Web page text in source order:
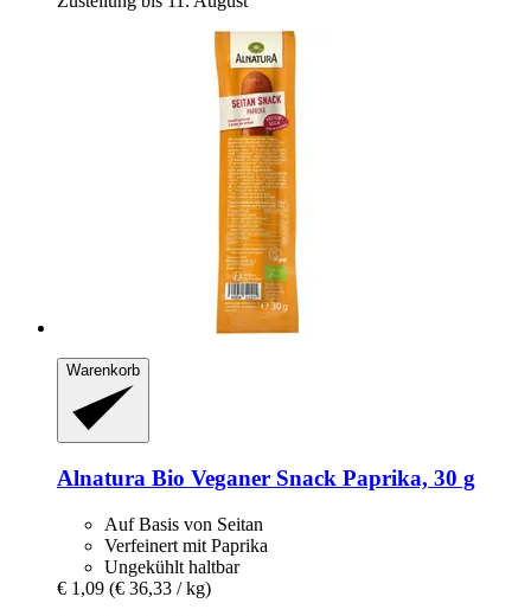
Warenkorb
Alnatura Bio Veganer Snack Paprika, 30 g
Auf Basis von Seitan
Verfeinert mit Paprika
Ungekühlt haltbar
€ 1,09 (€ 36,33 / kg)